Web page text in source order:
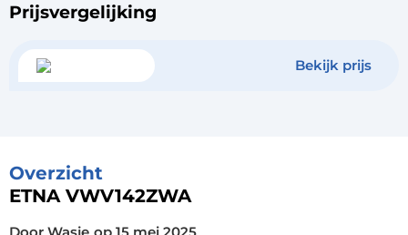
Prijsvergelijking
Bekijk prijs
Overzicht
ETNA VWV142ZWA